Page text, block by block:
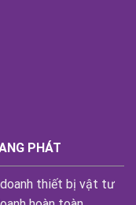
PHÁT
thiết bị vật tư